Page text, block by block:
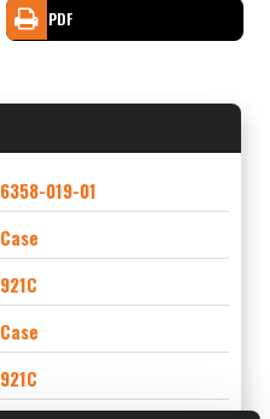
PDF
6358-019-01
Case
921C
Case
921C